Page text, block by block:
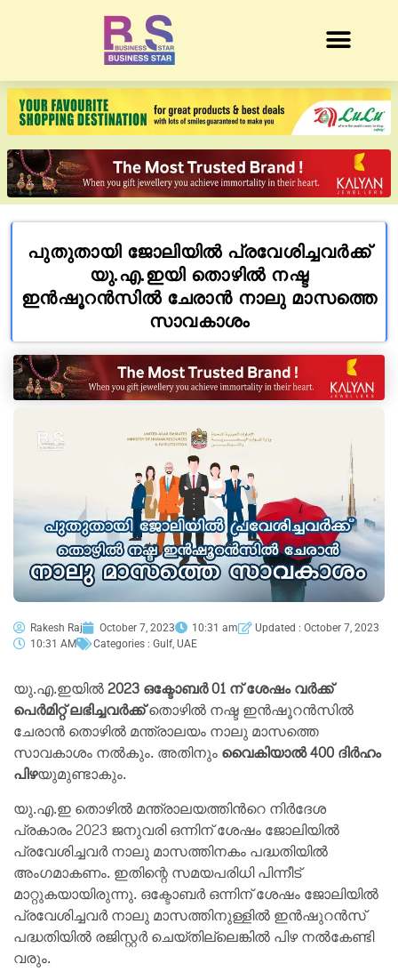
പുതുതായി ജോലിയിൽ പ്രവേശിച്ചവർക്ക്
യു.എ.ഇയി തൊഴിൽ നഷ്ട
ഇൻഷൂറൻസിൽ ചേരാൻ നാലു മാസത്തെ
സാവകാശം
Rakesh Raj October 7, 2023 10:31 am
Updated : October 7, 2023
10:31 AM
Categories : Gulf, UAE
യു.എ.ഇയിൽ2023 ഒക്ടോബർ 01 ന് ശേഷം വർക്ക്
പെർമിറ്റ് ലഭിച്ചവർക്ക്തൊഴിൽ നഷ്ട ഇൻഷൂറൻസിൽ
ചേരാൻ തൊഴിൽ മന്ത്രാലയം നാലു മാസത്തെ
സാവകാശം നൽകും. അതിനുംവൈകിയാൽ 400 ദിർഹം
പിഴയുമുണ്ടാകും.
യു.എ.ഇ തൊഴിൽ മന്ത്രാലയത്തിൻറെ നിർദേശ
പ്രകാരം 2023 ജനുവരി ഒന്നിന് ശേഷം ജോലിയിൽ
പ്രവേശിച്ചവർ നാലു മാസത്തിനകം പദ്ധതിയിൽ
അംഗമാകണം. ഇതിന്റെ സമയപരിധി പിന്നീട്
മാറ്റുകയായിരുന്നു. ഒക്ടോബർ ഒന്നിന് ശേഷം ജോലിയിൽ
പ്രവേശിച്ചവർ നാലു മാസത്തിനുള്ളിൽ ഇൻഷുറൻസ്
പദ്ധതിയിൽ രജിസ്റ്റർ ചെയ്തില്ലെങ്കിൽ പിഴ നൽകേണ്ടി
വരും.